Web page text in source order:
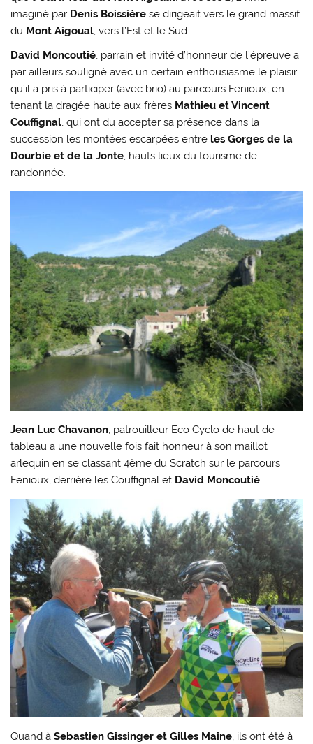
imaginé par Denis Boissière se dirigeait vers le grand massif
du Mont Aigoual, vers l’Est et le Sud.
David Moncoutié, parrain et invité d’honneur de l’épreuve a
par ailleurs souligné avec un certain enthousiasme le plaisir
qu’il a pris à participer (avec brio) au parcours Fenioux, en
tenant la dragée haute aux frères Mathieu et Vincent
Couffignal, qui ont du accepter sa présence dans la
succession les montées escarpées entre les Gorges de la
Dourbie et de la Jonte, hauts lieux du tourisme de
randonnée.
Jean Luc Chavanon, patrouilleur Eco Cyclo de haut de
tableau a une nouvelle fois fait honneur à son maillot
arlequin en se classant 4ème du Scratch sur le parcours
Fenioux, derrière les Couffignal et David Moncoutié.
Quand àSebastien Gissinger et Gilles Maine, ils ont été à